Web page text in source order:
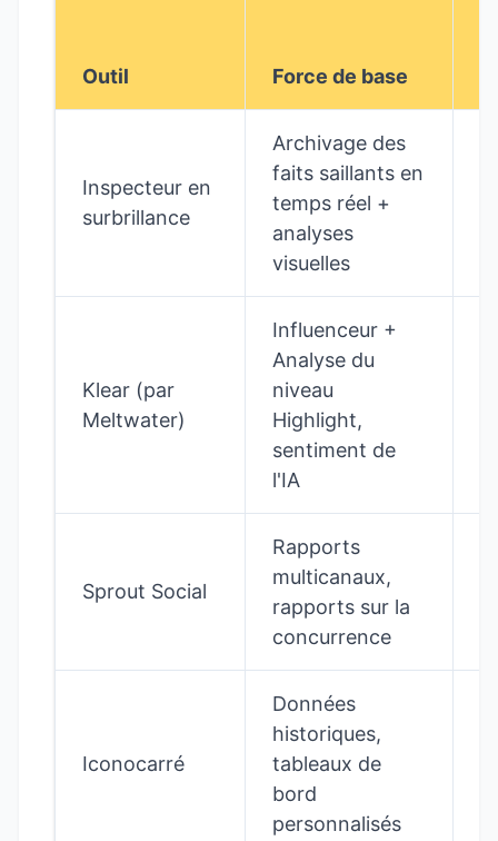
Outil Force de base
Inspecteur en
surbrillance
Archivage des
faits saillants en
temps réel +
analyses
visuelles
Klear (par
Meltwater)
Influenceur +
Analyse du
niveau
Highlight,
sentiment de
l'IA
Sprout Social
Rapports
multicanaux,
rapports sur la
concurrence
Iconocarré
Données
historiques,
tableaux de
bord
personnalisés